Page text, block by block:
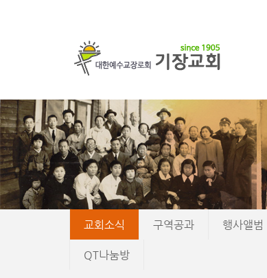
교회소식 구역공과 행사앨범
QT나눔방